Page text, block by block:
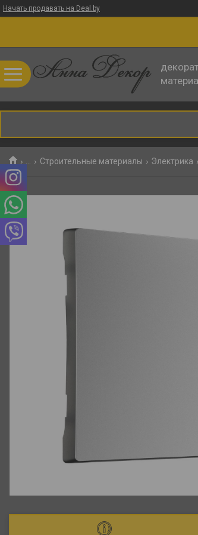
Начать продавать на Deal.by
Строительные материалы Электрика